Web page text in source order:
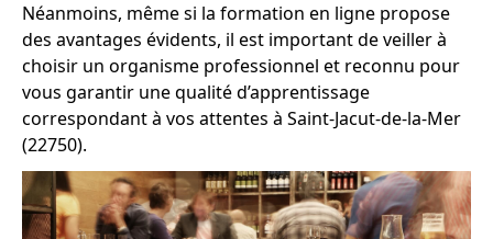
Néanmoins, même si la formation en ligne propose
des avantages évidents, il est important de veiller à
choisir un organisme professionnel et reconnu pour
vous garantir une qualité d’apprentissage
correspondant à vos attentes à Saint-Jacut-de-la-Mer
(22750).